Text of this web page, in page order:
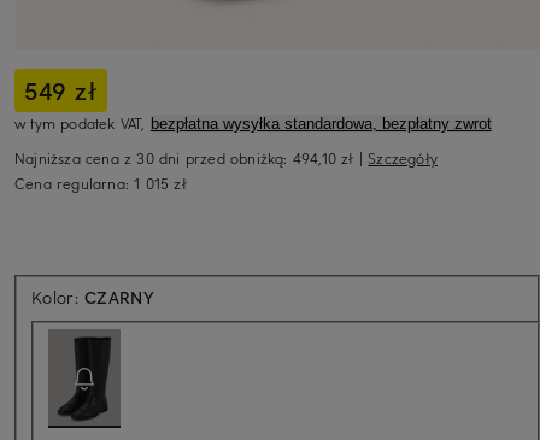
549 zł
w tym podatek VAT, bezpłatna wysyłka standardowa, bezpłatny zwrot
Najniższa cena z 30 dni przed obniżką: 494,10 zł |Szczegóły
Cena regularna:1 015 zł
Kolor:CZARNYAktualnie niedostępne